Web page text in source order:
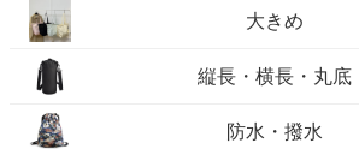
大きめ
縦長・横長・丸底
防水・撥水